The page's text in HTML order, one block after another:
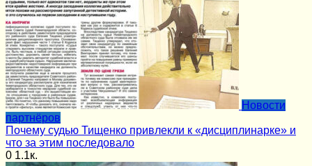
Новости
партнёров
Почему судью Тищенко привлекли к «дисциплинарке» и
что за этим последовало
0 1.1к.